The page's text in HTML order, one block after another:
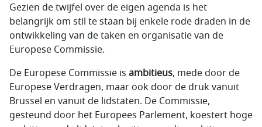
Gezien de twijfel over de eigen agenda is het
belangrijk om stil te staan bij enkele rode draden in de
ontwikkeling van de taken en organisatie van de
Europese Commissie.
De Europese Commissie is ambitieus, mede door de
Europese Verdragen, maar ook door de druk vanuit
Brussel en vanuit de lidstaten. De Commissie,
gesteund door het Europees Parlement, koestert hoge